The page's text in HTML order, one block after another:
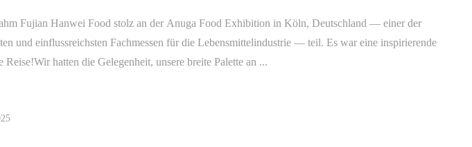
Fujian Hanwei Food stolz an der Anuga Food Exhibition in Köln, Deutschland — einer der
und einflussreichsten Fachmessen für die Lebensmittelindustrie — teil. Es war eine inspirierende
Reise!Wir hatten die Gelegenheit, unsere breite Palette an ...